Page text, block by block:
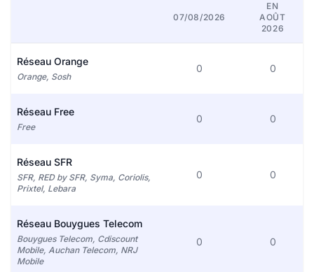
07/08/2026
EN
AOÛT
2026
Réseau Orange
Orange, Sosh
0 0
Réseau Free
Free
0 0
Réseau SFR
SFR, RED by SFR, Syma, Coriolis,
Prixtel, Lebara
0 0
Réseau Bouygues Telecom
Bouygues Telecom, Cdiscount
Mobile, Auchan Telecom, NRJ
Mobile
0 0